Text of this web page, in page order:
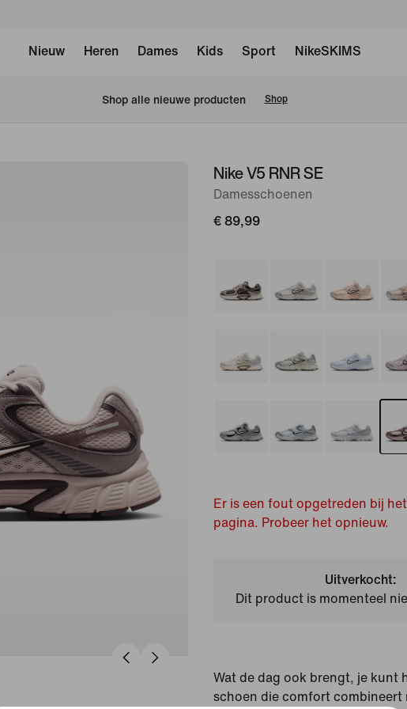
Nieuw Heren Dames Kids Sport NikeSKIMS
Shop alle nieuwe producten Shop
afbeelding
Nike V5 RNR SE
Damesschoenen
€ 89,99
Er is een fout opgetreden bij
pagina. Probeer het opnieuw.
Uitverkocht:
Dit product is momenteel
Wat de dag ook brengt, je kunt
schoen die comfort combineert